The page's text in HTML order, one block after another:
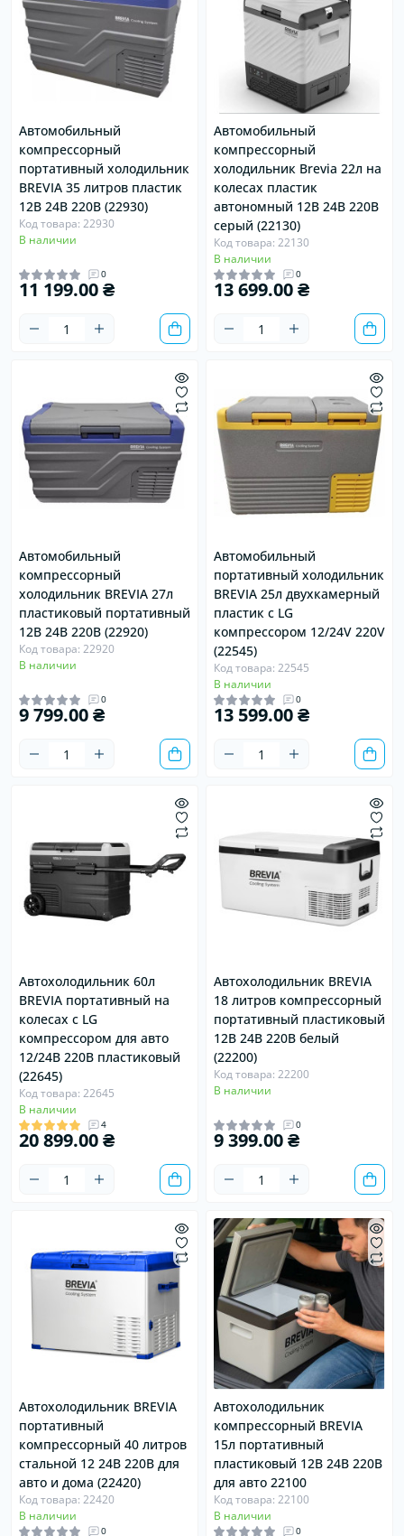
Автомобильный
компрессорный
портативный холодильник
BREVIA 35 литров пластик
12В 24В 220В (22930)
Код товара: 22930
В наличии
0
11 199.00 ₴
Автомобильный
компрессорный
холодильник Brevia 22л на
колесах пластик
автономный 12В 24В 220В
серый (22130)
Код товара: 22130
В наличии
0
13 699.00 ₴
Автомобильный
компрессорный
холодильник BREVIA 27л
пластиковый портативный
12В 24В 220В (22920)
Код товара: 22920
В наличии
0
9 799.00 ₴
Автомобильный
портативный холодильник
BREVIA 25л двухкамерный
пластик с LG
компрессором 12/24V 220V
(22545)
Код товара: 22545
В наличии
0
13 599.00 ₴
Автохолодильник 60л
BREVIA портативный на
колесах с LG
компрессором для авто
12/24В 220В пластиковый
(22645)
Код товара: 22645
В наличии
4
20 899.00 ₴
Автохолодильник BREVIA
18 литров компрессорный
портативный пластиковый
12В 24В 220В белый
(22200)
Код товара: 22200
В наличии
0
9 399.00 ₴
Автохолодильник BREVIA
портативный
компрессорный 40 литров
стальной 12 24В 220В для
авто и дома (22420)
Код товара: 22420
В наличии
0
Автохолодильник
компрессорный BREVIA
15л портативный
пластиковый 12В 24В 220В
для авто 22100
Код товара: 22100
В наличии
0